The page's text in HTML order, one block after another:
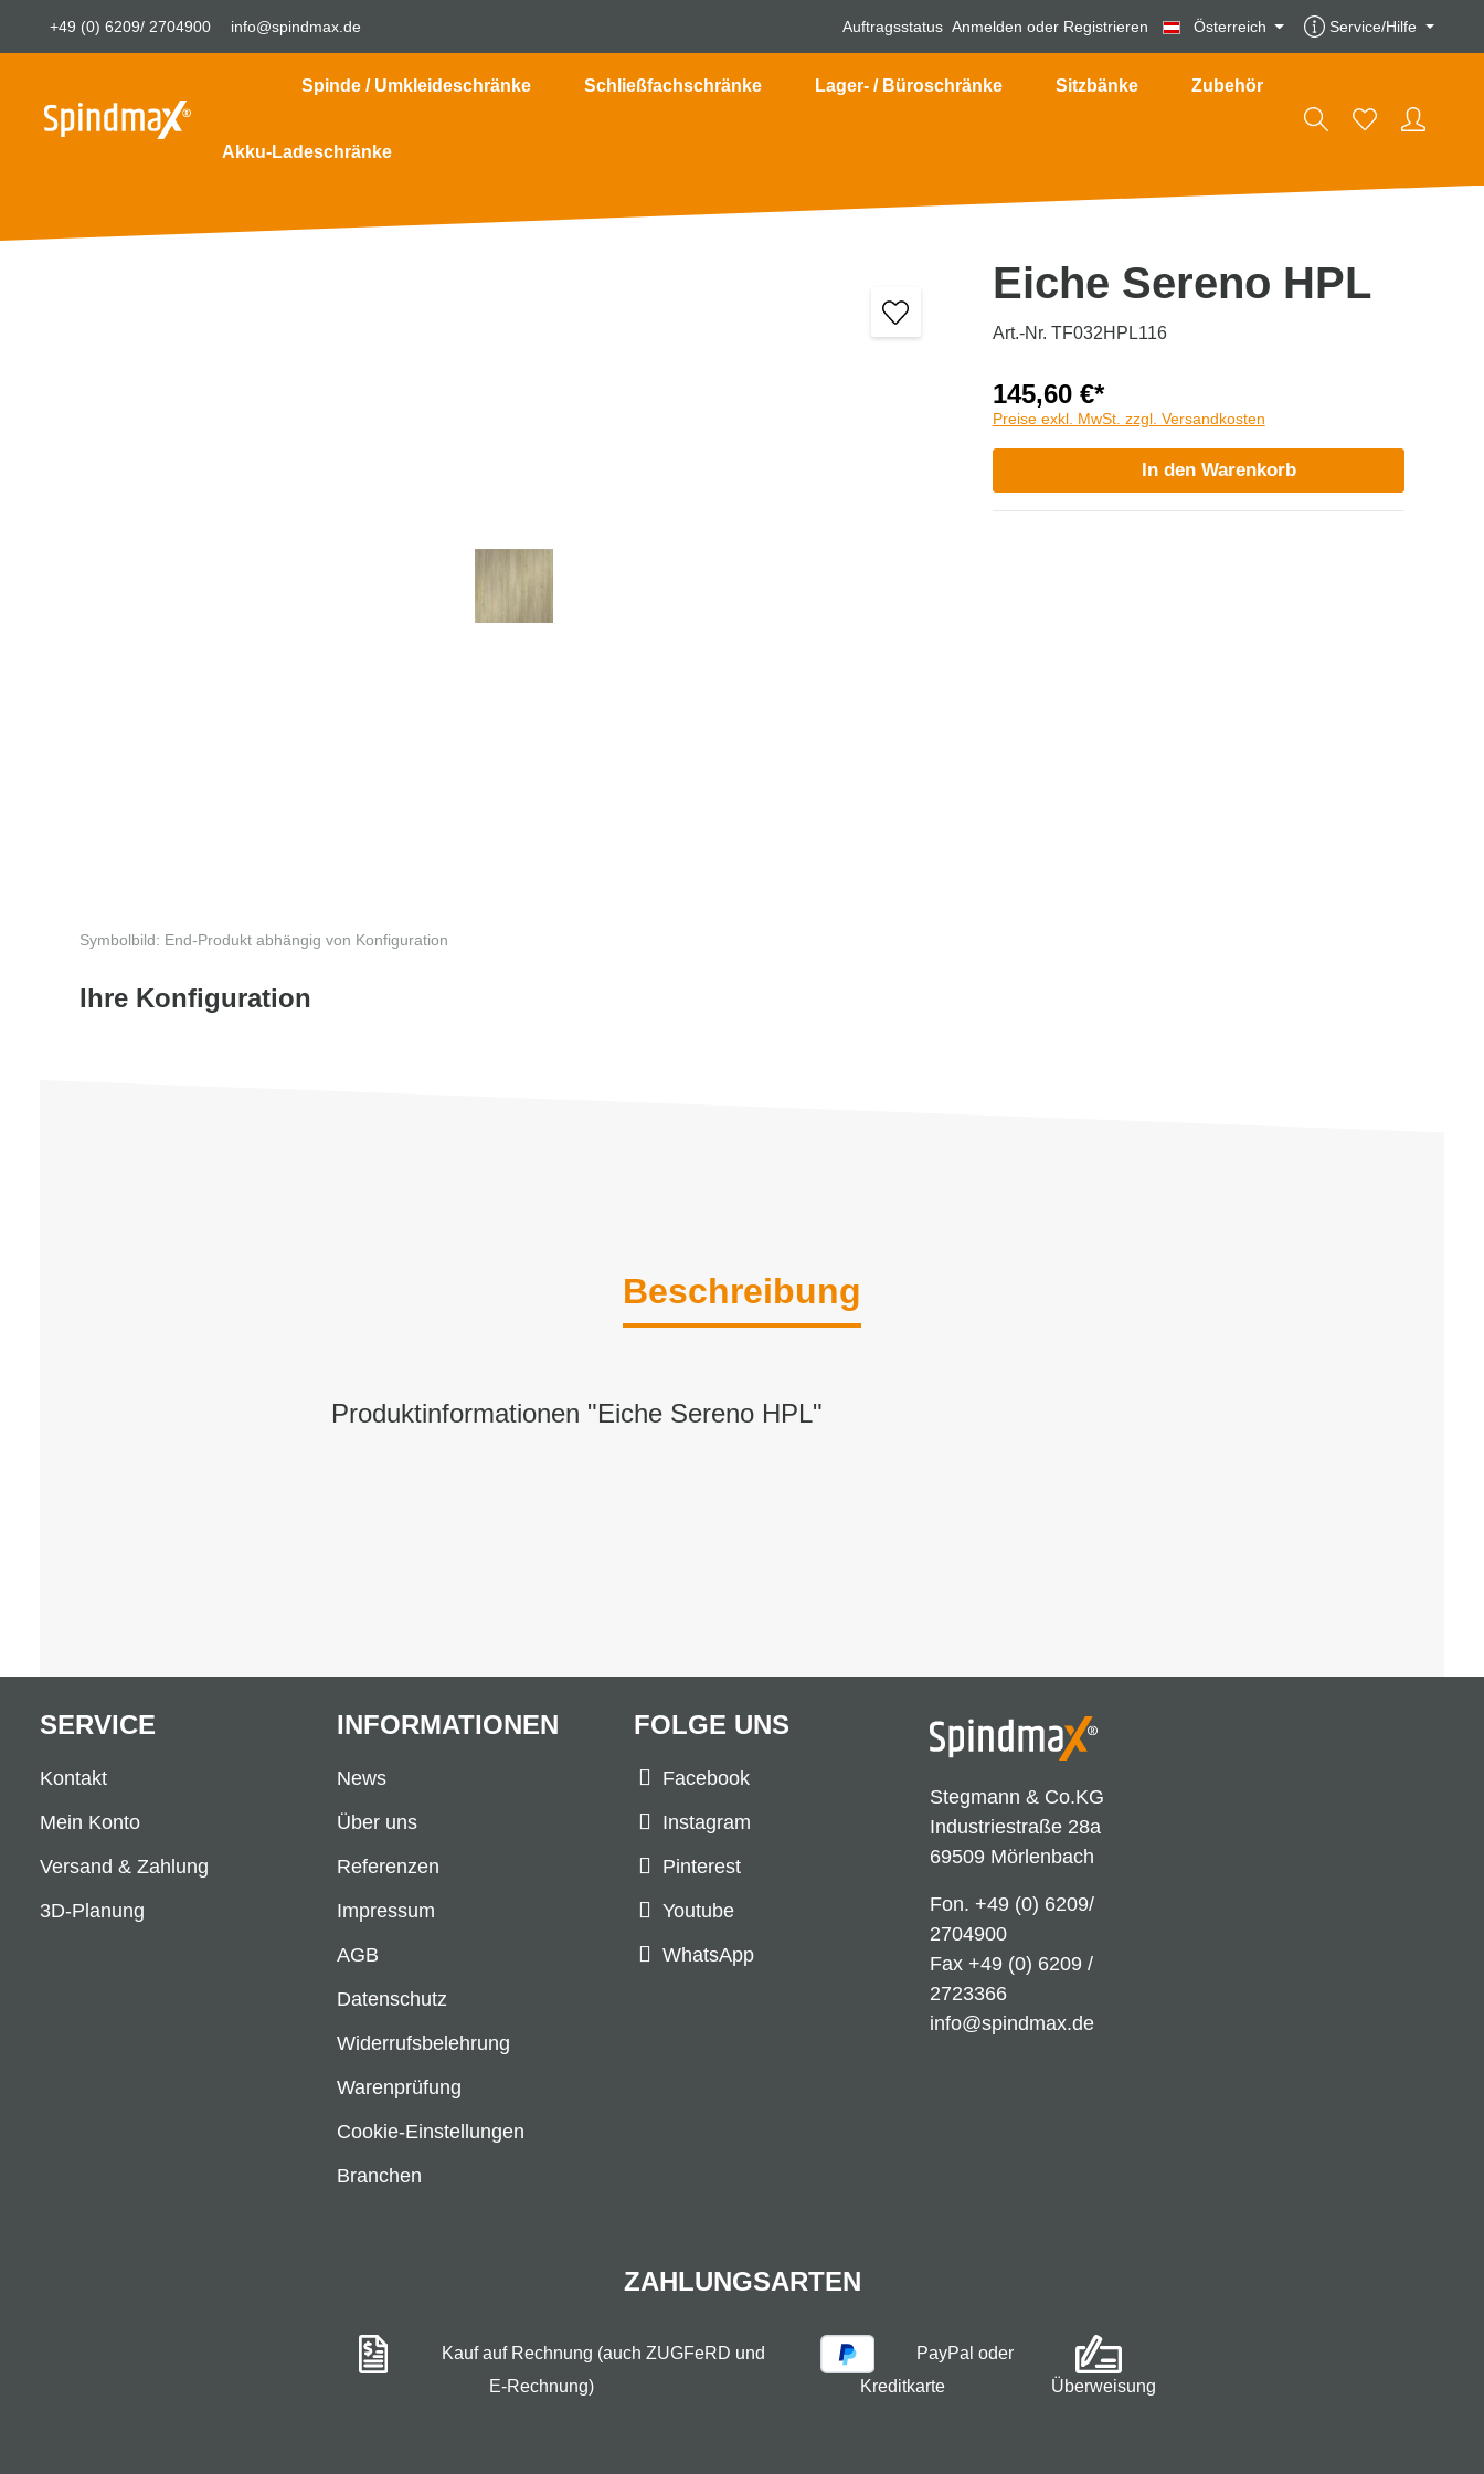
+49 (0) 6209/ 2704900 info@spindmax.de Auftragsstatus Anmelden oder Registrieren Österreich Service/Hilfe
Spinde / Umkleideschränke Schließfachschränke Lager- / Büroschränke Sitzbänke Zubehör
Akku-Ladeschränke
Symbolbild: End-Produkt abhängig von Konfiguration
Ihre Konfiguration
Eiche Sereno HPL
Art.-Nr. TF032HPL116
145,60 €*
Preise exkl. MwSt. zzgl. Versandkosten
In den Warenkorb
Beschreibung
Produktinformationen "Eiche Sereno HPL"
Stegmann & Co.KG
Industriestraße 28a
69509 Mörlenbach
Fon. +49 (0) 6209/
2704900
Fax +49 (0) 6209 /
2723366
info@spindmax.de
FOLGE UNS
Facebook
Instagram
Pinterest
Youtube
WhatsApp
SERVICE
Kontakt
Mein Konto
Versand & Zahlung
3D-Planung
INFORMATIONEN
News
Über uns
Referenzen
Impressum
AGB
Datenschutz
Widerrufsbelehrung
Warenprüfung
Cookie-Einstellungen
Branchen
ZAHLUNGSARTEN
Kauf auf Rechnung (auch ZUGFeRD und
E-Rechnung)
PayPal oder
Kreditkarte
Überweisung